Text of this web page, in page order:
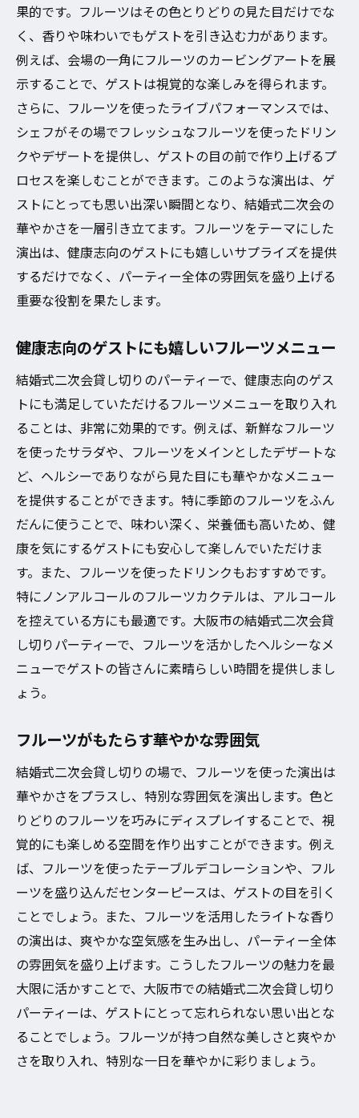
果的です。フルーツはその色とりどりの見た目だけでな
く、香りや味わいでもゲストを引き込む力があります。
例えば、会場の一角にフルーツのカービングアートを展
示することで、ゲストは視覚的な楽しみを得られます。
さらに、フルーツを使ったライブパフォーマンスでは、
シェフがその場でフレッシュなフルーツを使ったドリン
クやデザートを提供し、ゲストの目の前で作り上げるプ
ロセスを楽しむことができます。このような演出は、ゲ
ストにとっても思い出深い瞬間となり、結婚式二次会の
華やかさを一層引き立てます。フルーツをテーマにした
演出は、健康志向のゲストにも嬉しいサプライズを提供
するだけでなく、パーティー全体の雰囲気を盛り上げる
重要な役割を果たします。
健康志向のゲストにも嬉しいフルーツメニュー
結婚式二次会貸し切りのパーティーで、健康志向のゲス
トにも満足していただけるフルーツメニューを取り入れ
ることは、非常に効果的です。例えば、新鮮なフルーツ
を使ったサラダや、フルーツをメインとしたデザートな
ど、ヘルシーでありながら見た目にも華やかなメニュー
を提供することができます。特に季節のフルーツをふん
だんに使うことで、味わい深く、栄養価も高いため、健
康を気にするゲストにも安心して楽しんでいただけま
す。また、フルーツを使ったドリンクもおすすめです。
特にノンアルコールのフルーツカクテルは、アルコール
を控えている方にも最適です。大阪市の結婚式二次会貸
し切りパーティーで、フルーツを活かしたヘルシーなメ
ニューでゲストの皆さんに素晴らしい時間を提供しまし
ょう。
フルーツがもたらす華やかな雰囲気
結婚式二次会貸し切りの場で、フルーツを使った演出は
華やかさをプラスし、特別な雰囲気を演出します。色と
りどりのフルーツを巧みにディスプレイすることで、視
覚的にも楽しめる空間を作り出すことができます。例え
ば、フルーツを使ったテーブルデコレーションや、フル
ーツを盛り込んだセンターピースは、ゲストの目を引く
ことでしょう。また、フルーツを活用したライトな香り
の演出は、爽やかな空気感を生み出し、パーティー全体
の雰囲気を盛り上げます。こうしたフルーツの魅力を最
大限に活かすことで、大阪市での結婚式二次会貸し切り
パーティーは、ゲストにとって忘れられない思い出とな
ることでしょう。フルーツが持つ自然な美しさと爽やか
さを取り入れ、特別な一日を華やかに彩りましょう。